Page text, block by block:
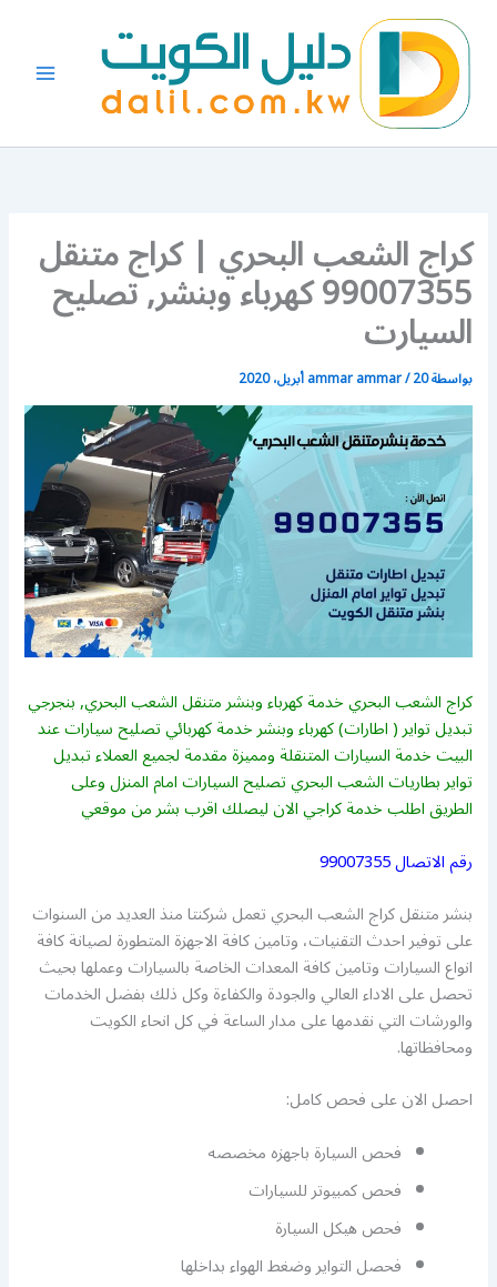
المحتوى
كراج الشعب البحري | كراج متنقل
99007355 كهرباء وبنشر, تصليح
السيارت
بواسطة ammar ammar/20 أبريل، 2020
كراج الشعب البحري خدمة كهرباء وبنشر متنقل الشعب البحري, بنجرجي
تبديل تواير ( اطارات) كهرباء وبنشر خدمة كهربائي تصليح سيارات عند
البيت خدمة السيارات المتنقلة ومميزة مقدمة لجميع العملاء تبديل
تواير بطاريات الشعب البحري تصليح السيارات امام المنزل وعلى
الطريق اطلب خدمة كراجي الان ليصلك اقرب بشر من موقعي
رقم الاتصال99007355
بنشر متنقل كراج الشعب البحري تعمل شركنتا منذ العديد من السنوات
على توفير احدث التقنيات، وتامين كافة الاجهزة المتطورة لصيانة كافة
انواع السيارات وتامين كافة المعدات الخاصة بالسيارات وعملها بحيث
تحصل على الاداء العالي والجودة والكفاءة وكل ذلك بفضل الخدمات
والورشات التي نقدمها على مدار الساعة في كل انحاء الكويت
ومحافظاتها.
احصل الان على فحص كامل:
فحص السيارة باجهزه مخصصه
فحص كمبيوتر للسيارات
فحص هيكل السيارة
فحصل التواير وضغط الهواء بداخلها